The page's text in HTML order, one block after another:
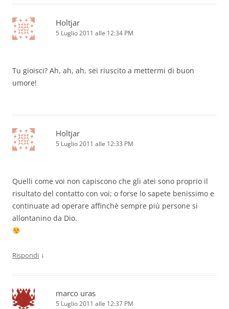
Holtjar
5 Luglio 2011 alle 12:34 PM
Tu gioisci? Ah, ah, ah, sei riuscito a mettermi di buon
umore!
Holtjar
5 Luglio 2011 alle 12:33 PM
Quelli come voi non capiscono che gli atei sono proprio il
risultato del contatto con voi; o forse lo sapete benissimo e
continuate ad operare affinchè sempre più persone si
allontanino da Dio.
Rispondi ↓
marco uras
5 Luglio 2011 alle 12:37 PM